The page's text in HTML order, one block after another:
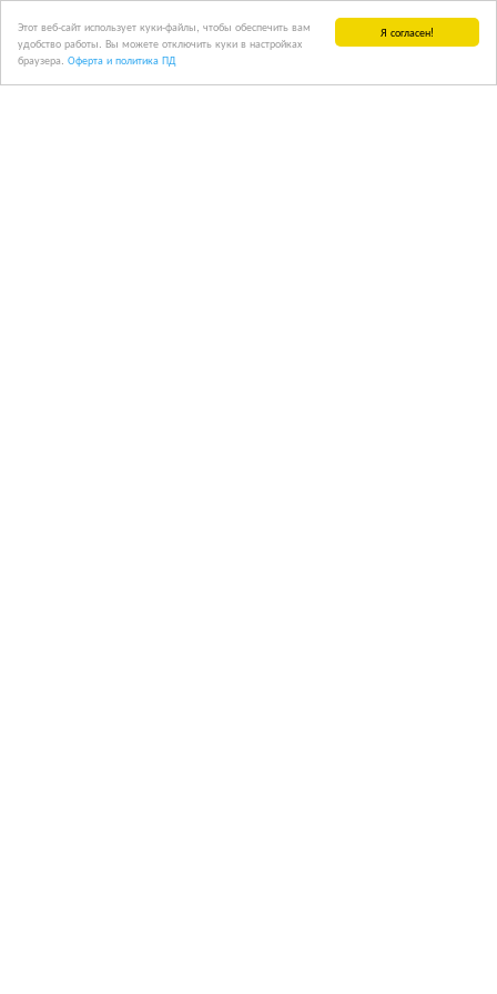
Я согласен!
Этот веб-сайт использует куки-файлы, чтобы обеспечить вам
удобство работы. Вы можете отключить куки в настройках
браузера. Оферта и политика ПД